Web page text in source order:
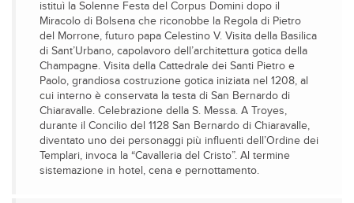
istituì la Solenne Festa del Corpus Domini dopo il
Miracolo di Bolsena che riconobbe la Regola di Pietro
del Morrone, futuro papa Celestino V. Visita della Basilica
di Sant’Urbano, capolavoro dell’architettura gotica della
Champagne. Visita della Cattedrale dei Santi Pietro e
Paolo, grandiosa costruzione gotica iniziata nel 1208, al
cui interno è conservata la testa di San Bernardo di
Chiaravalle. Celebrazione della S. Messa. A Troyes,
durante il Concilio del 1128 San Bernardo di Chiaravalle,
diventato uno dei personaggi più influenti dell’Ordine dei
Templari, invoca la “Cavalleria del Cristo”. Al termine
sistemazione in hotel, cena e pernottamento.